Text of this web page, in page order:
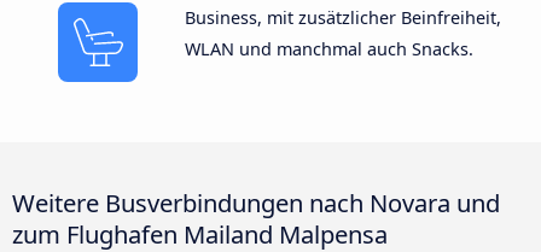
Business, mit zusätzlicher Beinfreiheit,
WLAN und manchmal auch Snacks.
Weitere Busverbindungen nach Novara und
zum Flughafen Mailand Malpensa